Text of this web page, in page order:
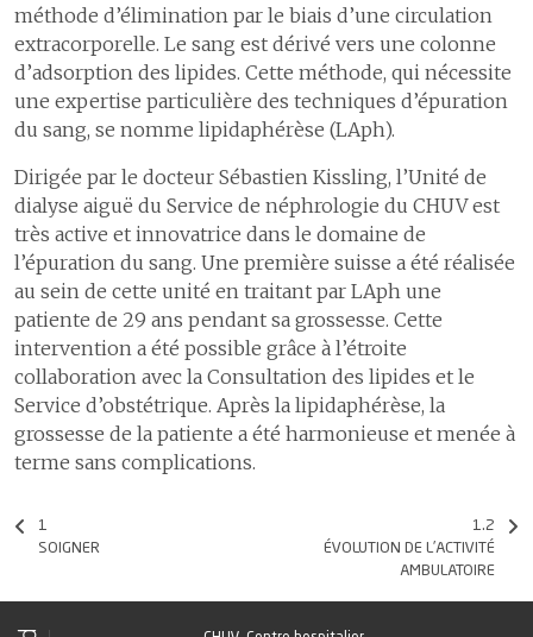
méthode d’élimination par le biais d’une circulation
extracorporelle. Le sang est dérivé vers une colonne
d’adsorption des lipides. Cette méthode, qui nécessite
une expertise particulière des techniques d’épuration
du sang, se nomme lipidaphérèse (LAph).
Dirigée par le docteur Sébastien Kissling, l’Unité de
dialyse aiguë du Service de néphrologie du CHUV est
très active et innovatrice dans le domaine de
l’épuration du sang. Une première suisse a été réalisée
au sein de cette unité en traitant par LAph une
patiente de 29 ans pendant sa grossesse. Cette
intervention a été possible grâce à l’étroite
collaboration avec la Consultation des lipides et le
Service d’obstétrique. Après la lipidaphérèse, la
grossesse de la patiente a été harmonieuse et menée à
terme sans complications.
1
SOIGNER
1.2
ÉVOLUTION DE L’ACTIVITÉ
AMBULATOIRE